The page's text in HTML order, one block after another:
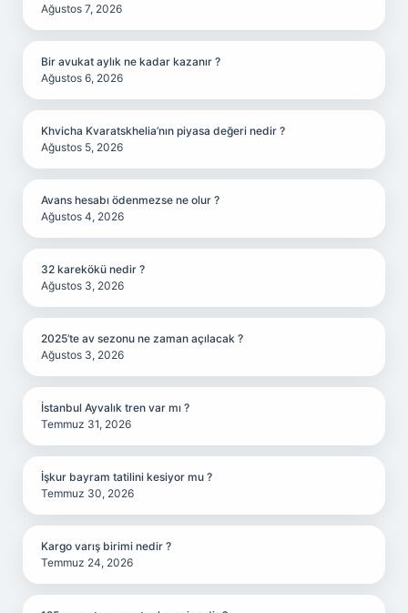
Ağustos 7, 2026
Bir avukat aylık ne kadar kazanır ?
Ağustos 6, 2026
Khvicha Kvaratskhelia’nın piyasa değeri nedir ?
Ağustos 5, 2026
Avans hesabı ödenmezse ne olur ?
Ağustos 4, 2026
32 karekökü nedir ?
Ağustos 3, 2026
2025’te av sezonu ne zaman açılacak ?
Ağustos 3, 2026
İstanbul Ayvalık tren var mı ?
Temmuz 31, 2026
İşkur bayram tatilini kesiyor mu ?
Temmuz 30, 2026
Kargo varış birimi nedir ?
Temmuz 24, 2026